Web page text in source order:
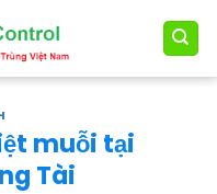
muỗi tại
Tài